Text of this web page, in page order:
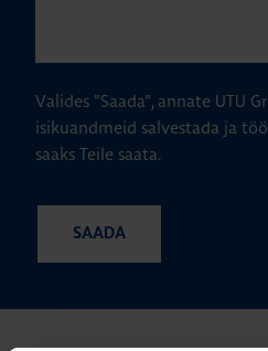
Valides "Saada", annate UTU
isikuandmeid salvestada ja
saaks Teile saata.